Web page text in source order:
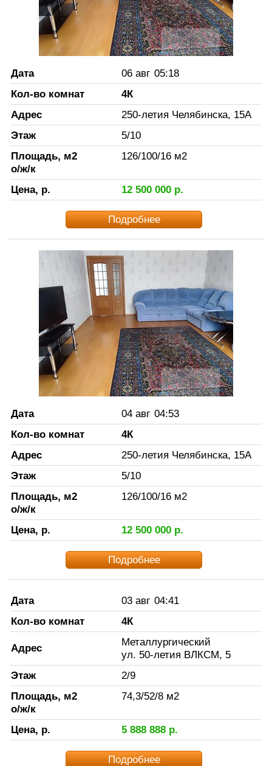
Дата 06 авг 05:18
Кол-во комнат
4К
Адрес
250-летия Челябинска, 15А
Этаж
5/10
Площадь, м2
о/ж/к
126/100/16 м2
Цена, р. 12 500 000р.
Подробнее
Дата 04 авг 04:53
Кол-во комнат
4К
Адрес
250-летия Челябинска, 15А
Этаж
5/10
Площадь, м2
о/ж/к
126/100/16 м2
Цена, р. 12 500 000р.
Подробнее
Дата 03 авг 04:41
Кол-во комнат
4К
Адрес
Металлургический
ул. 50-летия ВЛКСМ, 5
Этаж
2/9
Площадь, м2
о/ж/к
74,3/52/8 м2
Цена, р. 5 888 888р.
Подробнее